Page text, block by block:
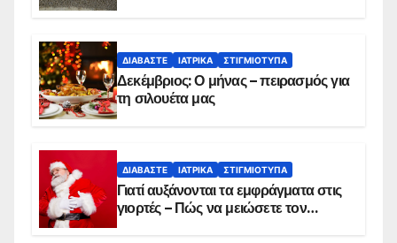
ΔΙΑΒΆΣΤΕ ΙΑΤΡΙΚΆ ΣΤΙΓΜΙΌΤΥΠΑ
Δεκέμβριος: Ο μήνας – πειρασμός για
τη σιλουέτα μας
ΔΙΑΒΆΣΤΕ ΙΑΤΡΙΚΆ ΣΤΙΓΜΙΌΤΥΠΑ
Γιατί αυξάνονται τα εμφράγματα στις
γιορτές – Πώς να μειώσετε τον